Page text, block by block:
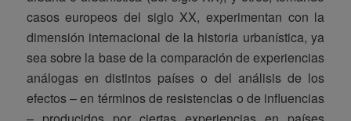
casos europeos del siglo XX, experimentan con la
dimensión internacional de la historia urbanística, ya
sea sobre la base de la comparación de experiencias
análogas en distintos países o del análisis de los
efectos – en términos de resistencias o de influencias